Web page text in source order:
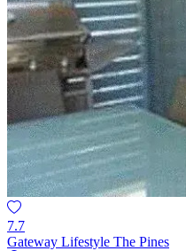
7.7
Gateway Lifestyle The Pines